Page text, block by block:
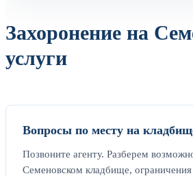
Захоронение на
услуги
Вопросы по месту на
Позвоните агенту. Разберем
Семеновском кладбище,